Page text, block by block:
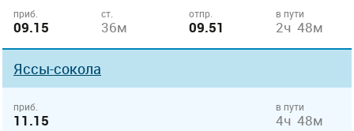
приб.
09.15
ст.
36м
отпр.
09.51
в пути
2ч 48м
Яссы-сокола
приб.
11.15
в пути
4ч 48м